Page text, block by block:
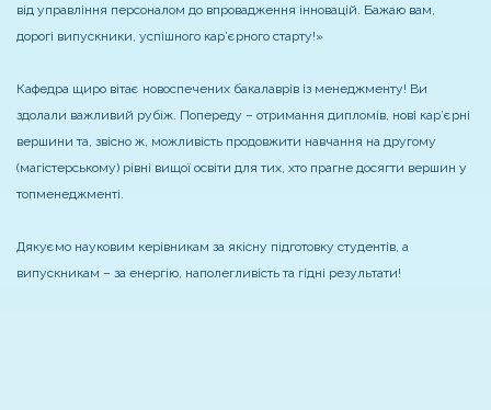
від управління персоналом до впровадження інновацій. Бажаю вам,
дорогі випускники, успішного кар’єрного старту!»
Кафедра щиро вітає новоспечених бакалаврів із менеджменту! Ви
здолали важливий рубіж. Попереду – отримання дипломів, нові кар’єрні
вершини та, звісно ж, можливість продовжити навчання на другому
(магістерському) рівні вищої освіти для тих, хто прагне досягти вершин у
топменеджменті.
Дякуємо науковим керівникам за якісну підготовку студентів, а
випускникам – за енергію, наполегливість та гідні результати!